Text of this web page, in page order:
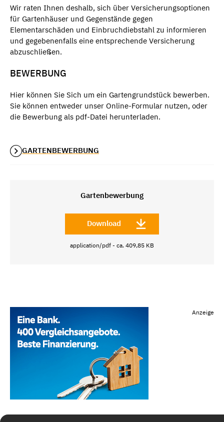
Wir raten Ihnen deshalb, sich über Versicherungsoptionen
für Gartenhäuser und Gegenstände gegen
Elementarschäden und Einbruchdiebstahl zu informieren
und gegebenenfalls eine entsprechende Versicherung
abzuschließen.
BEWERBUNG
Hier können Sie Sich um ein Gartengrundstück bewerben.
Sie können entweder unser Online-Formular nutzen, oder
die Bewerbung als pdf-Datei herunterladen.
GARTENBEWERBUNG
Gartenbewerbung
Download
application/pdf - ca. 409,85 KB
Anzeige